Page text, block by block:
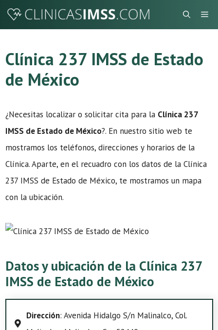
Saltar
Clínica 237 IMSS de Estado
de México
¿Necesitas localizar o solicitar cita para la Clínica 237
IMSS de Estado de México?. En nuestro sitio web te
mostramos los teléfonos, direcciones y horarios de la
Clínica. Aparte, en el recuadro con los datos de la Clínica
237 IMSS de Estado de México, te mostramos un mapa
con la ubicación.
Datos y ubicación de la Clínica 237
IMSS de Estado de México
Dirección: Avenida Hidalgo S/n Malinalco, Col.